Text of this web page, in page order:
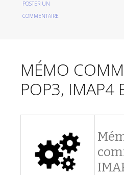
POSTER UN
COMMENTAIRE
MÉMO
POP3, IMAP4